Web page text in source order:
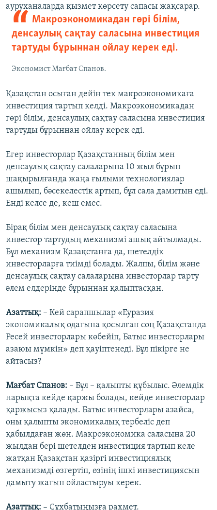
ауруханаларда қызмет көрсету сапасы жақсарар.
Макроэкономикадан гөрі білім,
денсаулық сақтау саласына инвестиция
тартуды бұрыннан ойлау керек еді.
Экономист Мағбат Спанов.
Қазақстан осыған дейін тек макроэкономикаға
инвестиция тартып келді. Макроэкономикадан
гөрі білім, денсаулық сақтау саласына инвестиция
тартуды бұрыннан ойлау керек еді.
Егер инвесторлар Қазақстанның білім мен
денсаулық сақтау салаларына 10 жыл бұрын
шақырылғанда жаңа ғылыми технологиялар
ашылып, бәсекелестік артып, бұл сала дамитын еді.
Енді келсе де, кеш емес.
Бірақ білім мен денсаулық сақтау саласына
инвестор тартудың механизмі ашық айтылмады.
Бұл механизм Қазақстанға да, шетелдік
инвесторларға тиімді болады. Жалпы, білім және
денсаулық сақтау салаларына инвесторлар тарту
әлем елдерінде бұрыннан қалыптасқан.
Азаттық: – Кей сарапшылар «Еуразия
экономикалық одағына қосылған соң Қазақстанда
Ресей инвесторлары көбейіп, Батыс инвесторлары
азаюы мүмкін» деп қауіптенеді. Бұл пікірге не
айтасыз?
Мағбат Спанов: – Бұл – қалыпты құбылыс. Әлемдік
нарықта кейде қаржы болады, кейде инвесторлар
қаржысыз қалады. Батыс инвесторлары азайса,
оны қалыпты экономикалық тербеліс деп
қабылдаған жөн. Макроэкономика саласына 20
жылдан бері шетелден инвестиция тартып келе
жатқан Қазақстан қазіргі инвестициялық
механизмді өзгертіп, өзінің ішкі инвестициясын
дамыту жағын ойластыруы керек.
Азаттық: – Сұхбатыңызға рахмет.